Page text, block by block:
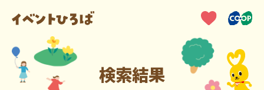
検索結果